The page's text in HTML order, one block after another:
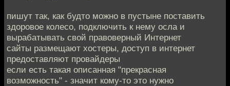
пишут так, как будто можно в пустыне поставить
здоровое колесо, подключить к нему осла и
вырабатывать свой правоверный Интернет
сайты размещают хостеры, доступ в интернет
предоставляют провайдеры
если есть такая описанная "прекрасная
возможность" - значит кому-то это нужно